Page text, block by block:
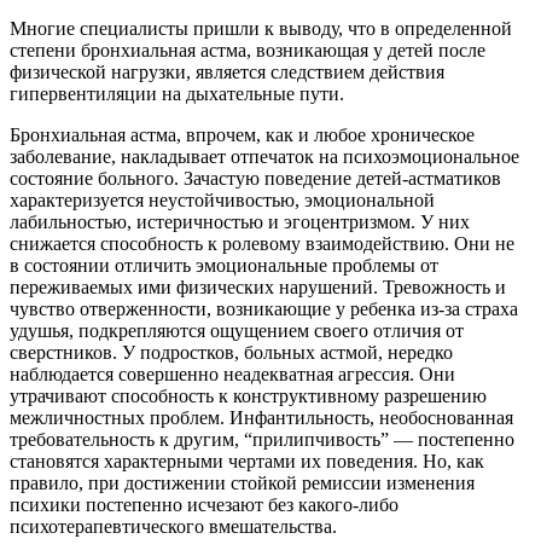
Многие специалисты пришли к выводу, что в определенной
степени бронхиальная астма, возникающая у детей после
физической нагрузки, является следствием действия
гипервентиляции на дыхательные пути.
Бронхиальная астма, впрочем, как и любое хроническое
заболевание, накладывает отпечаток на психоэмоциональное
состояние больного. Зачастую поведение детей-астматиков
характеризуется неустойчивостью, эмоциональной
лабильностью, истеричностью и эгоцентризмом. У них
снижается способность к ролевому взаимодействию. Они не
в состоянии отличить эмоциональные проблемы от
переживаемых ими физических нарушений. Тревожность и
чувство отверженности, возникающие у ребенка из-за страха
удушья, подкрепляются ощущением своего отличия от
сверстников. У подростков, больных астмой, нередко
наблюдается совершенно неадекватная агрессия. Они
утрачивают способность к конструктивному разрешению
межличностных проблем. Инфантильность, необоснованная
требовательность к другим, “прилипчивость” — постепенно
становятся характерными чертами их поведения. Но, как
правило, при достижении стойкой ремиссии изменения
психики постепенно исчезают без какого-либо
психотерапевтического вмешательства.